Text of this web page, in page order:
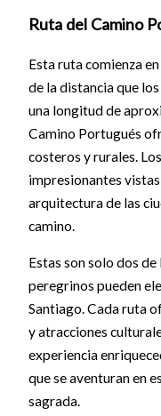
Ruta del Camino
Esta ruta comienza
de la distancia que
una longitud de
Camino Portugués
costeros y rurales.
impresionantes
arquitectura de las
camino.
Estas son solo dos
peregrinos pueden
Santiago. Cada ruta
y atracciones
experiencia
que se aventuran en
sagrada.